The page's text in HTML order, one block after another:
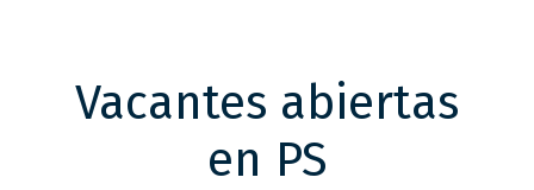
Vacantes abiertas
en PS